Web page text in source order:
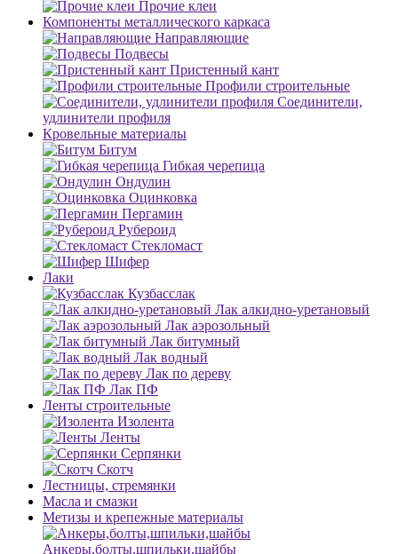
Прочие клеи
Компоненты металлического каркаса
Направляющие
Подвесы
Пристенный кант
Профили строительные
Соединители,
удлинители профиля
Кровельные материалы
Битум
Гибкая черепица
Ондулин
Оцинковка
Пергамин
Рубероид
Стекломаст
Шифер
Лаки
Кузбасслак
Лак алкидно-уретановый
Лак аэрозольный
Лак битумный
Лак водный
Лак по дереву
Лак ПФ
Ленты строительные
Изолента
Ленты
Серпянки
Скотч
Лестницы, стремянки
Масла и смазки
Метизы и крепежные материалы
Анкеры,болты,шпильки,шайбы